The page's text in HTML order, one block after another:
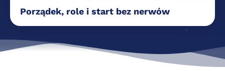
Porządek, role i start bez nerwów